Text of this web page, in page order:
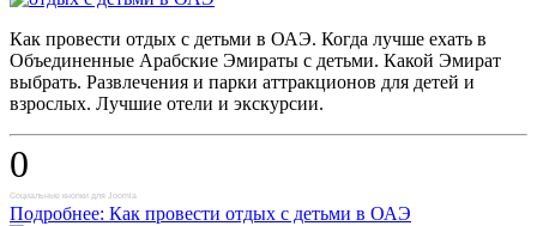
Как провести отдых с детьми в ОАЭ. Когда лучше ехать в
Объединенные Арабские Эмираты с детьми. Какой Эмират
выбрать. Развлечения и парки аттракционов для детей и
взрослых. Лучшие отели и экскурсии.
0
Социальные кнопки для Joomla
Подробнее: Как провести отдых с детьми в ОАЭ